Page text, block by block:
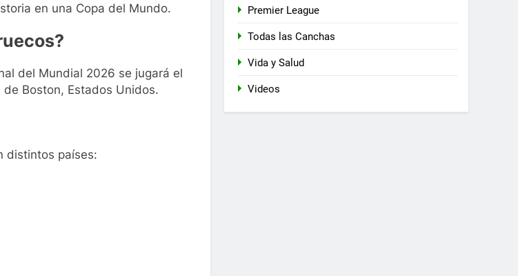
en una Copa del Mundo.
del Mundial 2026 se jugará el
Boston, Estados Unidos.
distintos países:
Premier League
Todas las Canchas
Vida y Salud
Videos